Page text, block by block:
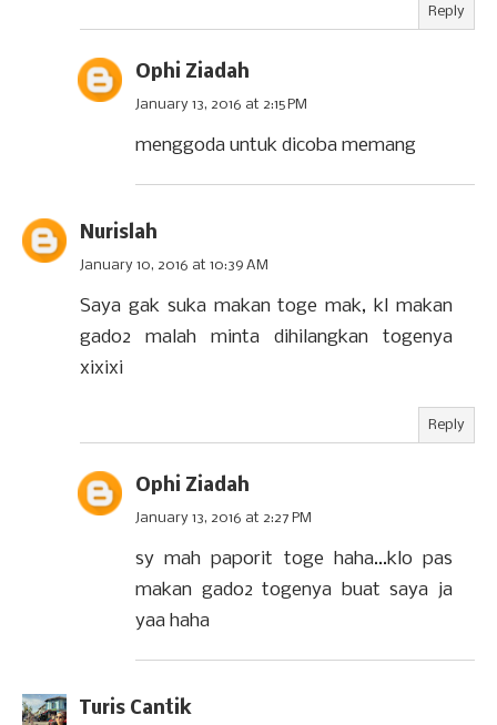
Reply
Ophi Ziadah
January 13, 2016 at 2:15 PM
menggoda untuk dicoba memang
Nurislah
January 10, 2016 at 10:39 AM
Saya gak suka makan toge mak, kl makan
gado2 malah minta dihilangkan togenya
xixixi
Reply
Ophi Ziadah
January 13, 2016 at 2:27 PM
sy mah paporit toge haha...klo pas
makan gado2 togenya buat saya ja
yaa haha
Turis Cantik